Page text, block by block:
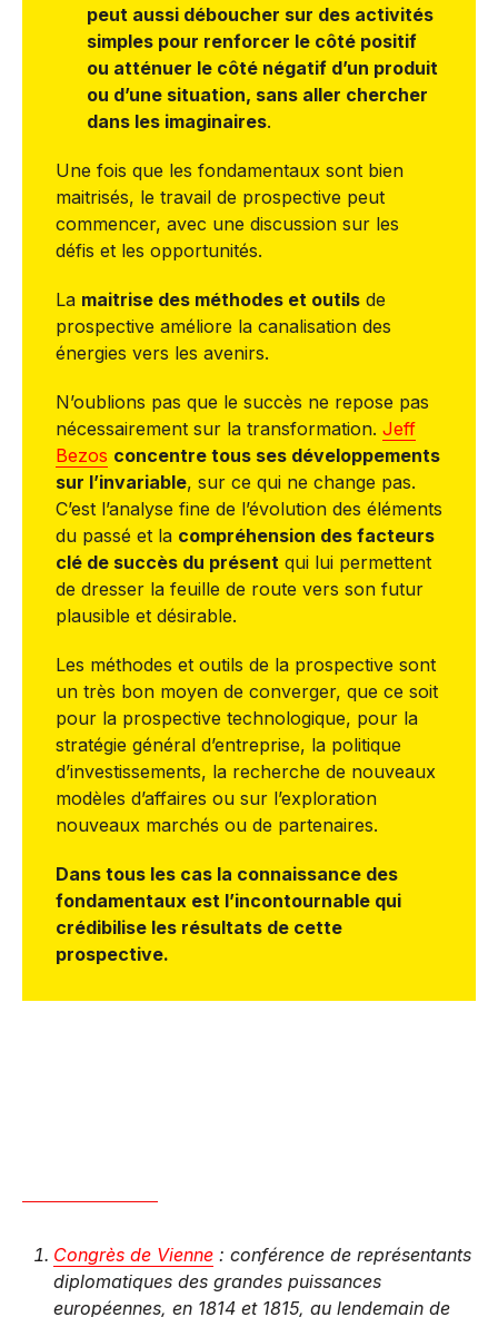
peut aussi déboucher sur des activités
simples pour renforcer le côté positif
ou atténuer le côté négatif d’un produit
ou d’une situation, sans aller chercher
dans les imaginaires.
Une fois que les fondamentaux sont bien
maitrisés, le travail de prospective peut
commencer, avec une discussion sur les
défis et les opportunités.
La maitrise des méthodes et outils de
prospective améliore la canalisation des
énergies vers les avenirs.
N’oublions pas que le succès ne repose pas
nécessairement sur la transformation. Jeff
Bezos concentre tous ses développements
sur l’invariable, sur ce qui ne change pas.
C’est l’analyse fine de l’évolution des éléments
du passé et la compréhension des facteurs
clé de succès du présent qui lui permettent
de dresser la feuille de route vers son futur
plausible et désirable.
Les méthodes et outils de la prospective sont
un très bon moyen de converger, que ce soit
pour la prospective technologique, pour la
stratégie général d’entreprise, la politique
d’investissements, la recherche de nouveaux
modèles d’affaires ou sur l’exploration
nouveaux marchés ou de partenaires.
Dans tous les cas la connaissance des
fondamentaux est l’incontournable qui
crédibilise les résultats de cette
prospective.
Congrès de Vienne : conférence de représentants
diplomatiques des grandes puissances
européennes, en 1814 et 1815, au lendemain de